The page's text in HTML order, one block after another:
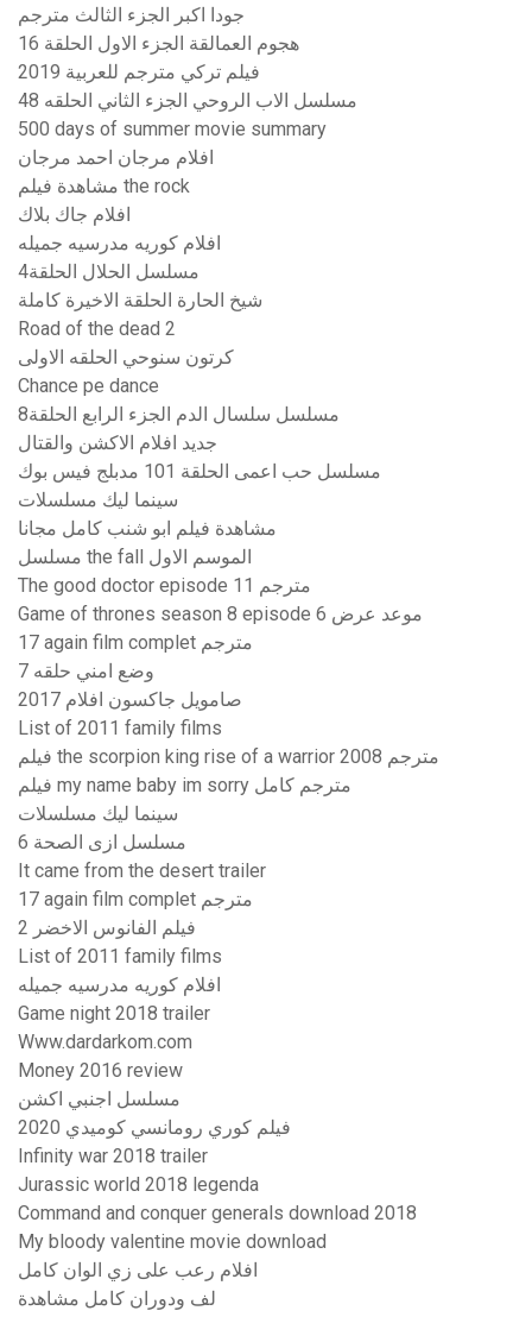
جودا اكبر الجزء الثالث مترجم
هجوم العمالقة الجزء الاول الحلقة 16
فيلم تركي مترجم للعربية 2019
مسلسل الاب الروحي الجزء الثاني الحلقه 48
500 days of summer movie summary
افلام مرجان احمد مرجان
مشاهدة فيلم the rock
افلام جاك بلاك
افلام كوريه مدرسيه جميله
مسلسل الحلال الحلقة4
شيخ الحارة الحلقة الاخيرة كاملة
Road of the dead 2
كرتون سنوحي الحلقه الاولى
Chance pe dance
مسلسل سلسال الدم الجزء الرابع الحلقة8
جديد افلام الاكشن والقتال
مسلسل حب اعمى الحلقة 101 مدبلج فيس بوك
سينما ليك مسلسلات
مشاهدة فيلم ابو شنب كامل مجانا
مسلسل the fall الموسم الاول
The good doctor episode 11 مترجم
Game of thrones season 8 episode 6 موعد عرض
17 again film complet مترجم
وضع امني حلقه 7
صامويل جاكسون افلام 2017
List of 2011 family films
فيلم the scorpion king rise of a warrior 2008 مترجم
فيلم my name baby im sorry مترجم كامل
سينما ليك مسلسلات
مسلسل ازى الصحة 6
It came from the desert trailer
17 again film complet مترجم
فيلم الفانوس الاخضر 2
List of 2011 family films
افلام كوريه مدرسيه جميله
Game night 2018 trailer
Www.dardarkom.com
Money 2016 review
مسلسل اجنبي اكشن
فيلم كوري رومانسي كوميدي 2020
Infinity war 2018 trailer
Jurassic world 2018 legenda
Command and conquer generals download 2018
My bloody valentine movie download
افلام رعب على زي الوان كامل
لف ودوران كامل مشاهدة